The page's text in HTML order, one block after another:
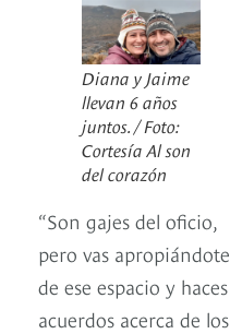
Diana y Jaime
llevan 6 años
juntos. / Foto:
Cortesía Al son
del corazón
“Son gajes del oficio,
pero vas apropiándote
de ese espacio y haces
acuerdos acerca de los